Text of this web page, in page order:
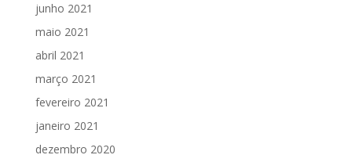
junho 2021
maio 2021
abril 2021
março 2021
fevereiro 2021
janeiro 2021
dezembro 2020